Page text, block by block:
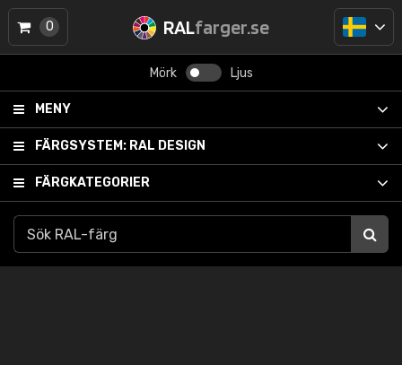
RALfarger.se
Mörk Ljus
MENY
FÄRGSYSTEM: RAL DESIGN
FÄRGKATEGORIER
0